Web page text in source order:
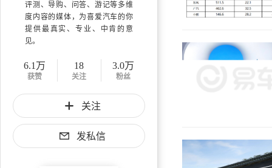
评测、导购、问答、游记等多维
度内容的媒体，为喜爱汽车的你
提供最真实、专业、中肯的意
见。
6.1万
获赞
18
关注
3.0万
粉丝
关注
发私信